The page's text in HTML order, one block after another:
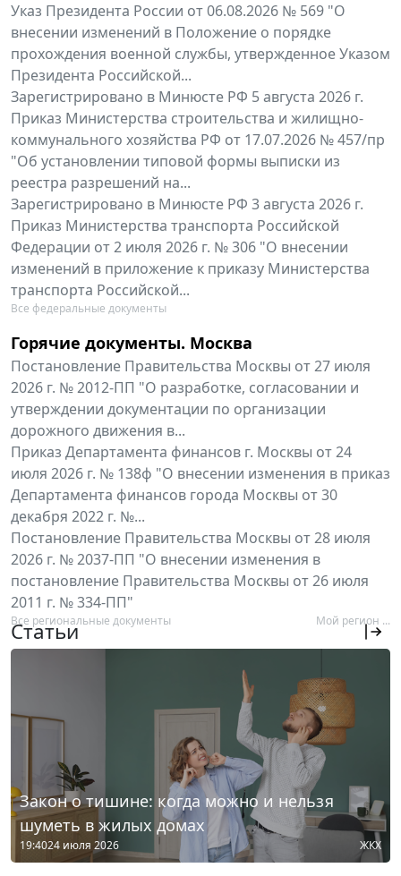
Указ Президента России от 06.08.2026 № 569 "О
внесении изменений в Положение о порядке
прохождения военной службы, утвержденное Указом
Президента Российской...
Зарегистрировано в Минюсте РФ 5 августа 2026 г.
Приказ Министерства строительства и жилищно-
коммунального хозяйства РФ от 17.07.2026 № 457/пр
"Об установлении типовой формы выписки из
реестра разрешений на...
Зарегистрировано в Минюсте РФ 3 августа 2026 г.
Приказ Министерства транспорта Российской
Федерации от 2 июля 2026 г. № 306 "О внесении
изменений в приложение к приказу Министерства
транспорта Российской...
Все федеральные документы
Горячие документы. Москва
Постановление Правительства Москвы от 27 июля
2026 г. № 2012-ПП "О разработке, согласовании и
утверждении документации по организации
дорожного движения в...
Приказ Департамента финансов г. Москвы от 24
июля 2026 г. № 138ф "О внесении изменения в приказ
Департамента финансов города Москвы от 30
декабря 2022 г. №...
Постановление Правительства Москвы от 28 июля
2026 г. № 2037-ПП "О внесении изменения в
постановление Правительства Москвы от 26 июля
2011 г. № 334-ПП"
Все региональные документы Мой регион ...
Статьи
Закон о тишине: когда можно и нельзя
шуметь в жилых домах
19:4024 июля 2026 ЖКХ